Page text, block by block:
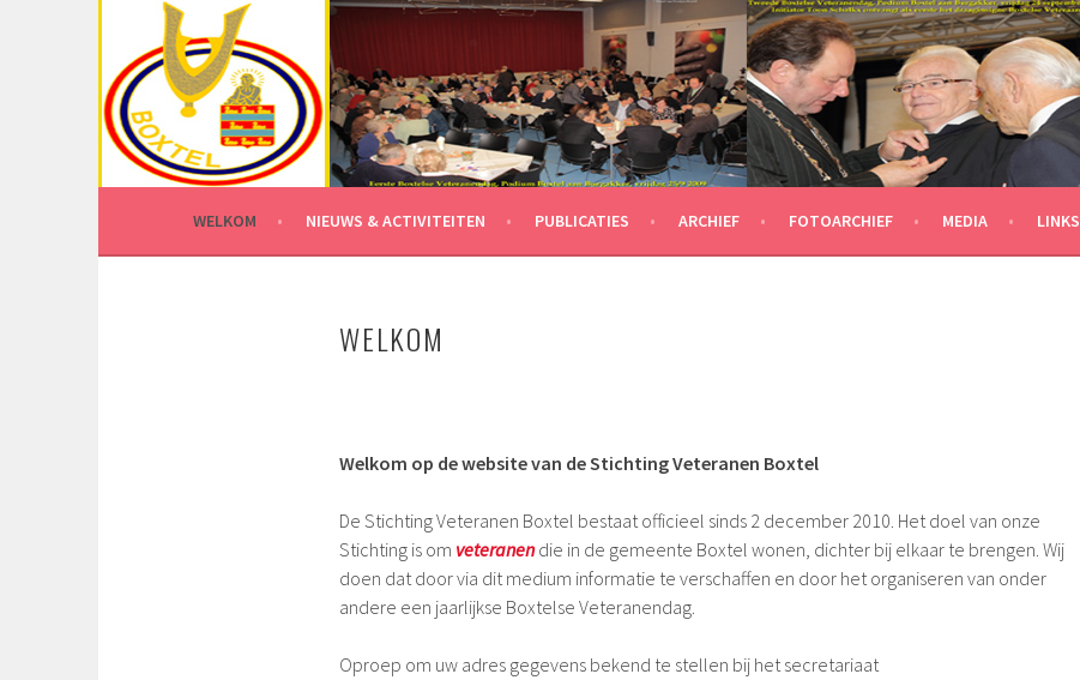
inhoud
WELKOM NIEUWS & ACTIVITEITEN PUBLICATIES ARCHIEF FOTOARCHIEF MEDIA LINKS
WELKOM
Welkom op de website van de Stichting Veteranen Boxtel
De Stichting Veteranen Boxtel bestaat officieel sinds 2 december 2010. Het doel van onze
Stichting is om veteranendie in de gemeente Boxtel wonen, dichter bij elkaar te brengen. Wij
doen dat door via dit medium informatie te verschaffen en door het organiseren van onder
andere een jaarlijkse Boxtelse Veteranendag.
Oproep om uw adres gegevens bekend te stellen bij het secretariaat